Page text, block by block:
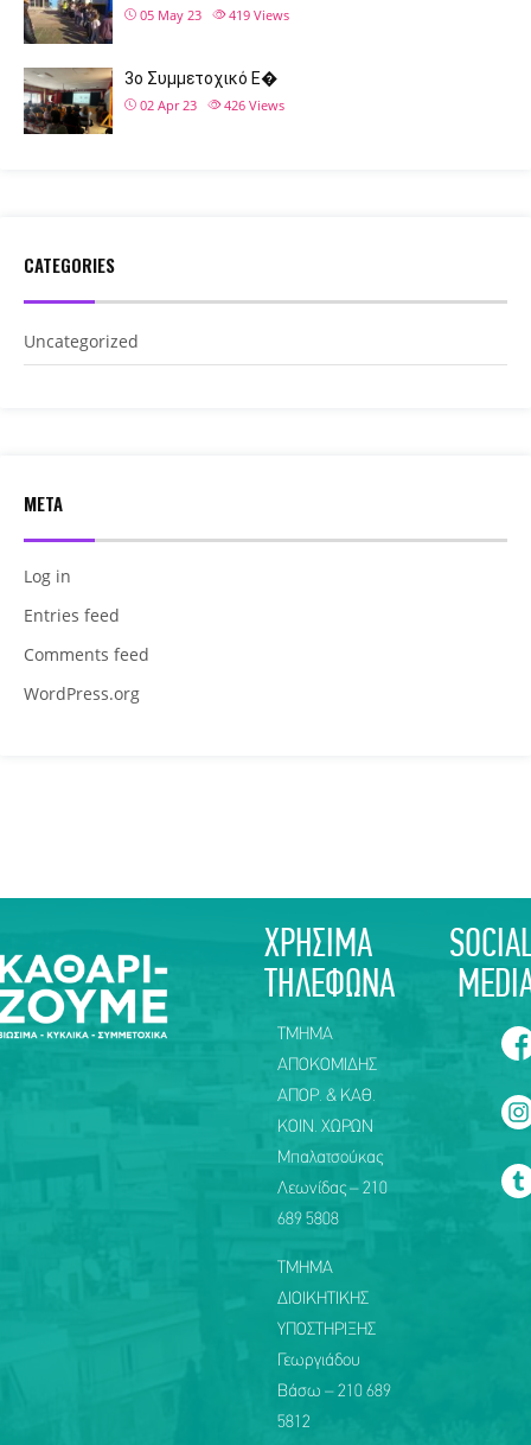
05 May 23 419 Views
3ο Συμμετοχικό Ε�
02 Apr 23 426 Views
CATEGORIES
Uncategorized
META
Log in
Entries feed
Comments feed
WordPress.org
ΧΡΗΣΙΜΑ
ΤΗΛΕΦΩΝΑ
ΤΜΗΜΑ
ΑΠΟΚΟΜΙΔΗΣ
ΑΠΟΡ. & ΚΑΘ.
ΚΟΙΝ. ΧΩΡΩΝ
Μπαλατσούκας
Λεωνίδας – 210
689 5808
ΤΜΗΜΑ
ΔΙΟΙΚΗΤΙΚΗΣ
ΥΠΟΣΤΗΡΙΞΗΣ
Γεωργιάδου
Βάσω – 210 689
5812